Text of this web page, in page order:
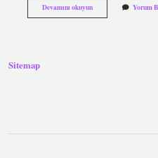
Devamını okuyunEvimin
Değerini
Yorum
Sitemap